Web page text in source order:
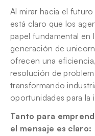
Al mirar hacia el
está claro que los
papel fundamental en
generación de
ofrecen una
resolución de
transformando
oportunidades para la
Tanto para
el mensaje es claro: